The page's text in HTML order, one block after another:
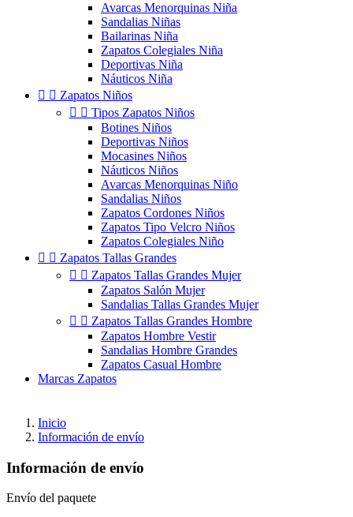
Avarcas Menorquinas Niña
Sandalias Niñas
Bailarinas Niña
Zapatos Colegiales Niña
Deportivas Niña
Náuticos Niña
  Zapatos Niños
  Tipos Zapatos Niños
Botines Niños
Deportivas Niños
Mocasines Niños
Náuticos Niños
Avarcas Menorquinas Niño
Sandalias Niños
Zapatos Cordones Niños
Zapatos Tipo Velcro Niños
Zapatos Colegiales Niño
  Zapatos Tallas Grandes
  Zapatos Tallas Grandes Mujer
Zapatos Salón Mujer
Sandalias Tallas Grandes Mujer
  Zapatos Tallas Grandes Hombre
Zapatos Hombre Vestir
Sandalias Hombre Grandes
Zapatos Casual Hombre
Marcas Zapatos
Inicio
Información de envío
Información de envío
Envío del paquete